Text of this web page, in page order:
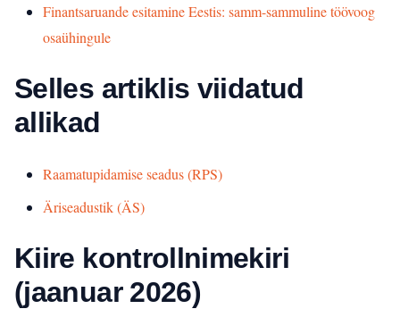
Finantsaruande esitamine Eestis: samm-sammuline töövoog
osaühingule
Selles artiklis viidatud
allikad
Raamatupidamise seadus (RPS)
Äriseadustik (ÄS)
Kiire kontrollnimekiri
(jaanuar 2026)